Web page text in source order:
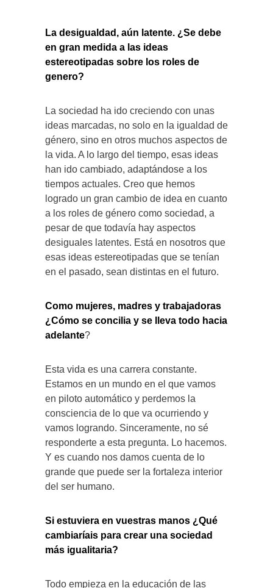
La desigualdad, aún latente. ¿Se debe
en gran medida a las ideas
estereotipadas sobre los roles de
genero?
La sociedad ha ido creciendo con unas
ideas marcadas, no solo en la igualdad de
género, sino en otros muchos aspectos de
la vida. A lo largo del tiempo, esas ideas
han ido cambiado, adaptándose a los
tiempos actuales. Creo que hemos
logrado un gran cambio de idea en cuanto
a los roles de género como sociedad, a
pesar de que todavía hay aspectos
desiguales latentes. Está en nosotros que
esas ideas estereotipadas que se tenían
en el pasado, sean distintas en el futuro.
Como mujeres, madres y trabajadoras
¿Cómo se concilia y se lleva todo hacia
adelante?
Esta vida es una carrera constante.
Estamos en un mundo en el que vamos
en piloto automático y perdemos la
consciencia de lo que va ocurriendo y
vamos logrando. Sinceramente, no sé
responderte a esta pregunta. Lo hacemos.
Y es cuando nos damos cuenta de lo
grande que puede ser la fortaleza interior
del ser humano.
Si estuviera en vuestras manos ¿Qué
cambiaríais para crear una sociedad
más igualitaria?
Todo empieza en la educación de las